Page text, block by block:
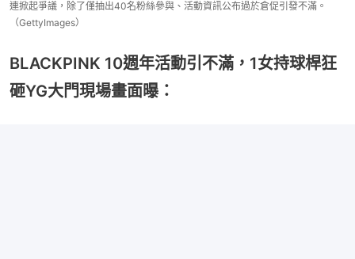
連掀起爭議，除了僅抽出40名粉絲參與、活動資訊公布過於倉促引發不滿。
（GettyImages）
BLACKPINK 10週年活動引不滿，1女持球桿狂
砸YG大門現場畫面曝：